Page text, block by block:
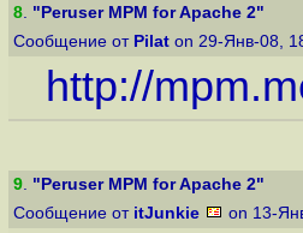
8. "Peruser MPM for Apache 2"
Сообщение от Pilat on 29-Янв-08,
http://
9. "Peruser MPM for Apache 2"
Сообщение от itJunkie on 13-